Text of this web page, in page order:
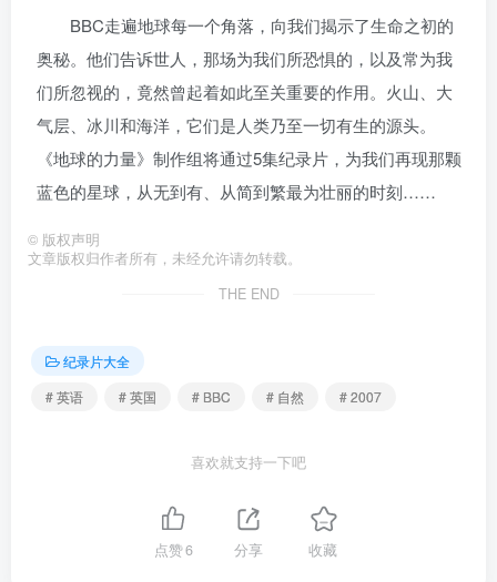
BBC走遍地球每一个角落，向我们揭示了生命之初的
奥秘。他们告诉世人，那场为我们所恐惧的，以及常为我
们所忽视的，竟然曾起着如此至关重要的作用。火山、大
气层、冰川和海洋，它们是人类乃至一切有生的源头。
《地球的力量》制作组将通过5集纪录片，为我们再现那颗
蓝色的星球，从无到有、从简到繁最为壮丽的时刻……
© 版权声明
文章版权归作者所有，未经允许请勿转载。
THE END
纪录片大全
# 英语
# 英国 # BBC # 自然 # 2007
喜欢就支持一下吧
点赞6 分享 收藏